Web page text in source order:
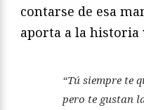
contarse de esa
aporta a la historia
“Tú siempre te
pero te gustan